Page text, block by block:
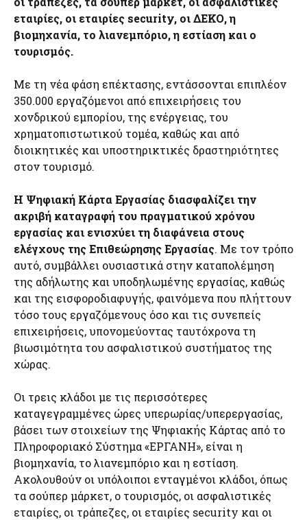
εταιρίες, οι εταιρίες security, οι ΔΕΚΟ, η
βιομηχανία, το λιανεμπόριο, η εστίαση και ο
τουρισμός.
Με τη νέα φάση επέκτασης, εντάσσονται επιπλέον
350.000 εργαζόμενοι από επιχειρήσεις του
χονδρικού εμπορίου, της ενέργειας, του
χρηματοπιστωτικού τομέα, καθώς και από
διοικητικές και υποστηρικτικές δραστηριότητες
στον τουρισμό.
Η Ψηφιακή Κάρτα Εργασίας διασφαλίζει την
ακριβή καταγραφή του πραγματικού χρόνου
εργασίας και ενισχύει τη διαφάνεια στους
ελέγχους της Επιθεώρησης Εργασίας. Με τον τρόπο
αυτό, συμβάλλει ουσιαστικά στην καταπολέμηση
της αδήλωτης και υποδηλωμένης εργασίας, καθώς
και της εισφοροδιαφυγής, φαινόμενα που πλήττουν
τόσο τους εργαζόμενους όσο και τις συνεπείς
επιχειρήσεις, υπονομεύοντας ταυτόχρονα τη
βιωσιμότητα του ασφαλιστικού συστήματος της
χώρας.
Οι τρεις κλάδοι με τις περισσότερες
καταγεγραμμένες ώρες υπερωρίας/υπερεργασίας,
βάσει των στοιχείων της Ψηφιακής Κάρτας από το
Πληροφοριακό Σύστημα «ΕΡΓΑΝΗ», είναι η
βιομηχανία, το λιανεμπόριο και η εστίαση.
Ακολουθούν οι υπόλοιποι ενταγμένοι κλάδοι, όπως
τα σούπερ μάρκετ, ο τουρισμός, οι ασφαλιστικές
εταιρίες, οι τράπεζες, οι εταιρίες security και οι